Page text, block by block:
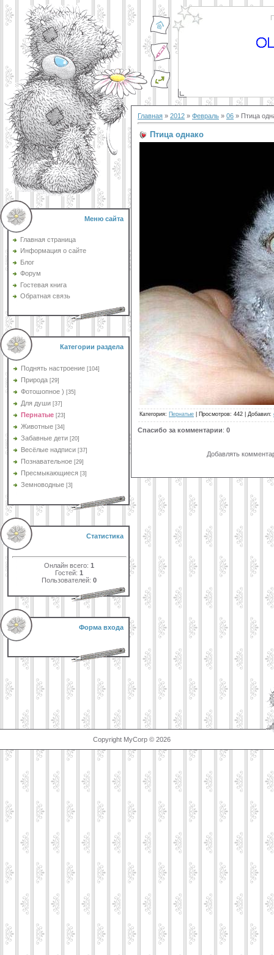
Меню сайта
Главная страница
Информация о сайте
Блог
Форум
Гостевая книга
Обратная связь
Категории раздела
Поднять настроение [104]
Природа [29]
Фотошопное ) [35]
Для души [37]
Пернатые [23]
Животные [34]
Забавные дети [20]
Весёлые надписи [37]
Познавательное [29]
Пресмыкающиеся [3]
Земноводные [3]
Статистика
Онлайн всего:1
Гостей:1
Пользователей:0
Форма входа
Главная » 2012 » Февраль » 06 » Птица
Птица однако
Категория: Пернатые Просмотров: 442 | Добавил:
Спасибо за комментарии: 0
Добавлять
Copyright MyCorp © 2026